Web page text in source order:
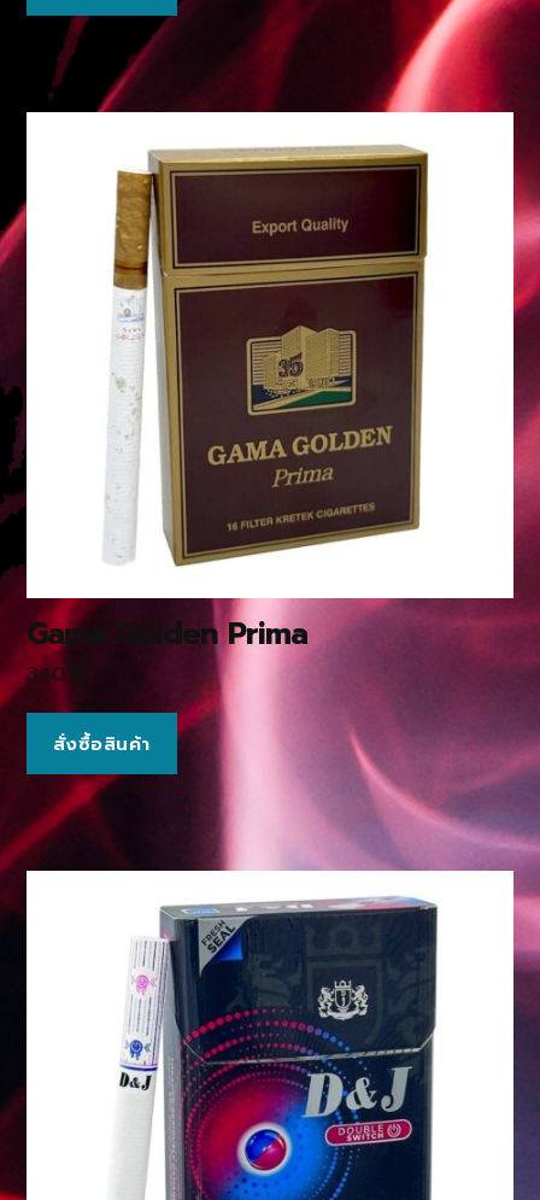
Gama Golden Prima
340
สั่งซื้อสินค้า